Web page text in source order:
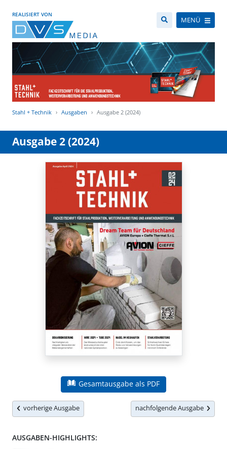
REALISIERT VON
MENÜ
Stahl + Technik Ausgaben Ausgabe 2 (2024)
Ausgabe 2 (2024)
Gesamtausgabe als PDF
vorherige Ausgabe nachfolgende Ausgabe
AUSGABEN-HIGHLIGHTS: